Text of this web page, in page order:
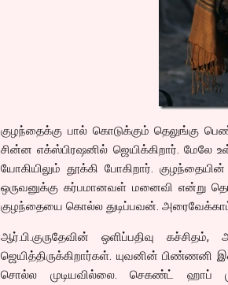
குழந்தைக்கு பால் கொடுக்கும் தெலுங்கு
சின்ன எக்ஸ்பிரஷனில் ஜெயிக்கிறார். மேலே
யோகியிலும் தூக்கி போகிறார்.
ஒருவனுக்கு கர்பமானவள் மனைவி என்று
குழந்தையை கொல்ல துடிப்பவன்.
ஆர்.பி.குருதேவின் ஒளிப்பதிவு
ஜெயித்திருக்கிறார்கள். யுவனின்
சொல்ல முடியவில்லை. செகண்ட் ஹாப்